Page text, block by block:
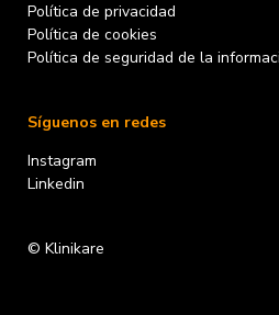
Política de privacidad
Política de cookies
Política de seguridad de la
Síguenos en redes
Instagram
Linkedin
© Klinikare